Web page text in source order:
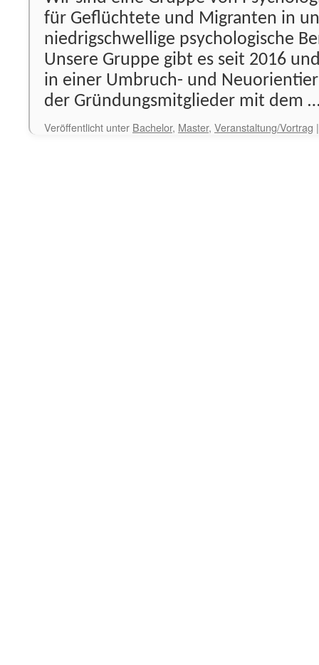
für Geflüchtete und Migranten in
niedrigschwellige psychologische
Unsere Gruppe gibt es seit 2016
in einer Umbruch- und
der Gründungsmitglieder mit dem
Veröffentlicht unter Bachelor, Master, Veranstaltung/Vortrag |